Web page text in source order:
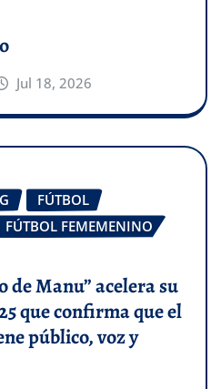
Jul 18, 2026
FÚTBOL
FÚTBOL FEMEMENINO
Manu” acelera su
que confirma que el
público, voz y